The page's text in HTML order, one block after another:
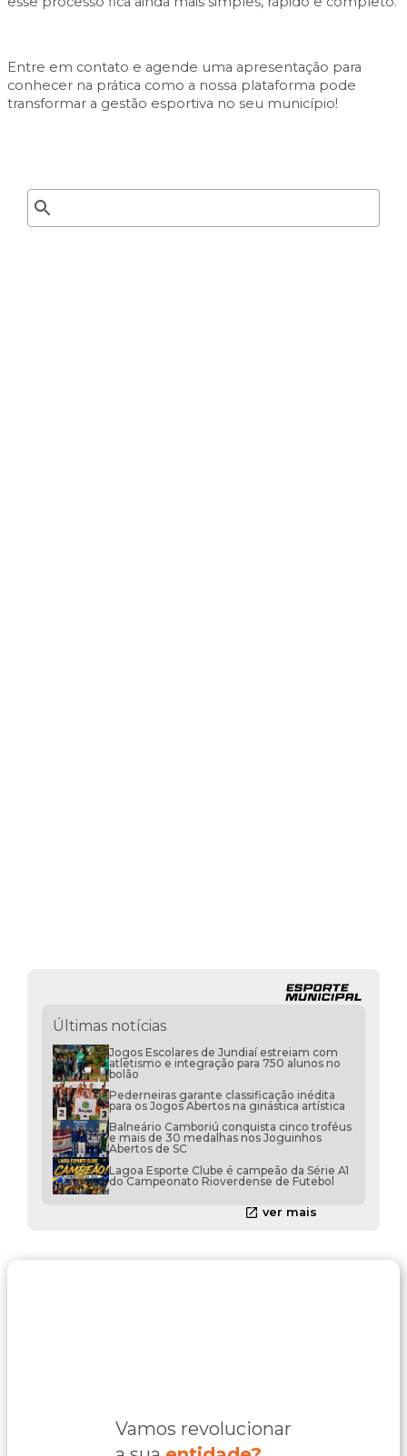
Entre em contato e agende uma apresentação para
conhecer na prática como a nossa plataforma pode
transformar a gestão esportiva no seu município!
Últimas notícias
Jogos Escolares de Jundiaí estreiam com
atletismo e integração para 750 alunos no
bolão
Pederneiras garante classificação inédita
para os Jogos Abertos na ginástica artística
Balneário Camboriú conquista cinco troféus
e mais de 30 medalhas nos Joguinhos
Abertos de SC
Lagoa Esporte Clube é campeão da Série A1
do Campeonato Rioverdense de Futebol
ver mais
Vamos revolucionar